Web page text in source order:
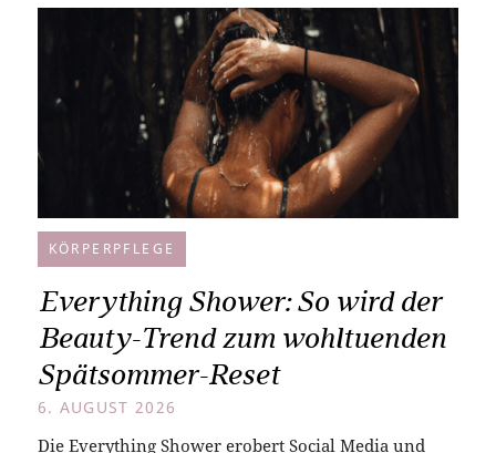
KÖRPERPFLEGE
Everything Shower: So wird der
Beauty-Trend zum wohltuenden
Spätsommer-Reset
6. AUGUST 2026
Die Everything Shower erobert Social Media und